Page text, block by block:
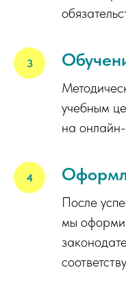
учебным
на
После
мы